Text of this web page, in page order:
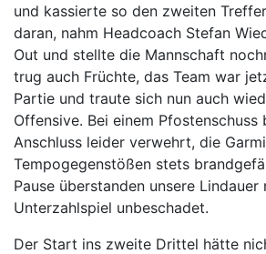
und kassierte so den zweiten
daran, nahm Headcoach Stefan
Out und stellte die Mannschaft
trug auch Früchte, das Team war
Partie und traute sich nun auch
Offensive. Bei einem Pfostenschuss
Anschluss leider verwehrt, die
Tempogegenstößen stets
Pause überstanden unsere Lindauer
Unterzahlspiel unbeschadet.
Der Start ins zweite Drittel hätte